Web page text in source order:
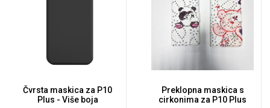
Čvrsta maskica za P10
Plus - Više boja
Preklopna maskica s
cirkonima za P10 Plus